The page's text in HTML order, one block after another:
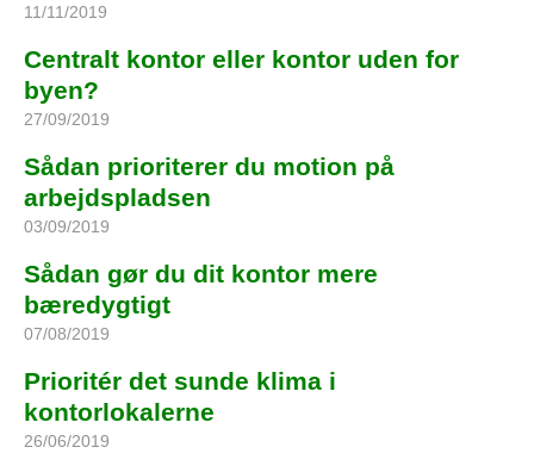
11/11/2019
Centralt kontor eller kontor uden for
byen?
27/09/2019
Sådan prioriterer du motion på
arbejdspladsen
03/09/2019
Sådan gør du dit kontor mere
bæredygtigt
07/08/2019
Prioritér det sunde klima i
kontorlokalerne
26/06/2019